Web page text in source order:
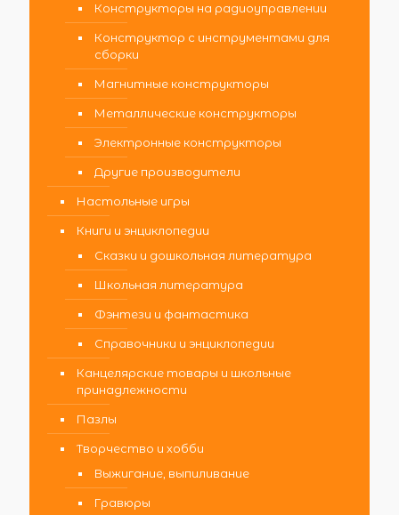
Конструкторы на радиоуправлении
Конструктор с инструментами для
сборки
Магнитные конструкторы
Металлические конструкторы
Электронные конструкторы
Другие производители
Настольные игры
Книги и энциклопедии
Сказки и дошкольная литература
Школьная литература
Фэнтези и фантастика
Справочники и энциклопедии
Канцелярские товары и школьные
принадлежности
Пазлы
Творчество и хобби
Выжигание, выпиливание
Гравюры